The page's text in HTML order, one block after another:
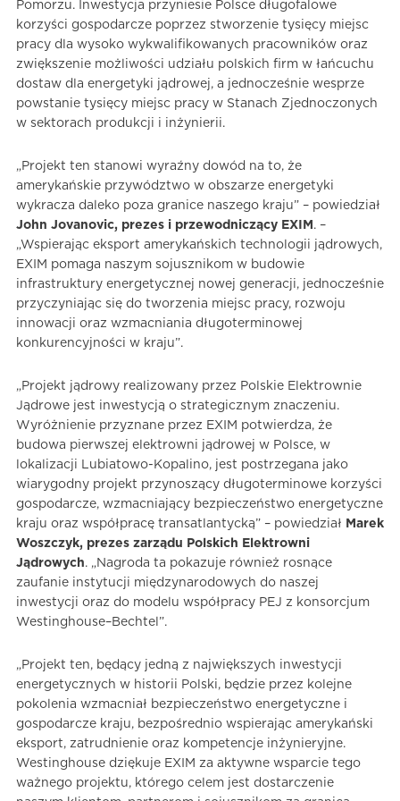
Pomorzu. Inwestycja przyniesie Polsce długofalowe
korzyści gospodarcze poprzez stworzenie tysięcy miejsc
pracy dla wysoko wykwalifikowanych pracowników oraz
zwiększenie możliwości udziału polskich firm w łańcuchu
dostaw dla energetyki jądrowej, a jednocześnie wesprze
powstanie tysięcy miejsc pracy w Stanach Zjednoczonych
w sektorach produkcji i inżynierii.
„Projekt ten stanowi wyraźny dowód na to, że
amerykańskie przywództwo w obszarze energetyki
wykracza daleko poza granice naszego kraju” – powiedział
John Jovanovic, prezes i przewodniczący EXIM . –
„Wspierając eksport amerykańskich technologii jądrowych,
EXIM pomaga naszym sojusznikom w budowie
infrastruktury energetycznej nowej generacji, jednocześnie
przyczyniając się do tworzenia miejsc pracy, rozwoju
innowacji oraz wzmacniania długoterminowej
konkurencyjności w kraju”.
„Projekt jądrowy realizowany przez Polskie Elektrownie
Jądrowe jest inwestycją o strategicznym znaczeniu.
Wyróżnienie przyznane przez EXIM potwierdza, że
budowa pierwszej elektrowni jądrowej w Polsce, w
lokalizacji Lubiatowo-Kopalino, jest postrzegana jako
wiarygodny projekt przynoszący długoterminowe korzyści
gospodarcze, wzmacniający bezpieczeństwo energetyczne
kraju oraz współpracę transatlantycką” – powiedział Marek
Woszczyk, prezes zarządu Polskich Elektrowni
Jądrowych. „Nagroda ta pokazuje również rosnące
zaufanie instytucji międzynarodowych do naszej
inwestycji oraz do modelu współpracy PEJ z konsorcjum
Westinghouse–Bechtel”.
„Projekt ten, będący jedną z największych inwestycji
energetycznych w historii Polski, będzie przez kolejne
pokolenia wzmacniał bezpieczeństwo energetyczne i
gospodarcze kraju, bezpośrednio wspierając amerykański
eksport, zatrudnienie oraz kompetencje inżynieryjne.
Westinghouse dziękuje EXIM za aktywne wsparcie tego
ważnego projektu, którego celem jest dostarczenie